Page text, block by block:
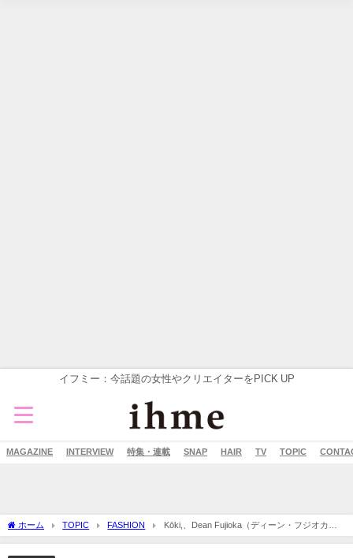
イフミー：今話題の女性やクリエイターをPICK UP
MAGAZINE INTERVIEW 特集・連載 SNAP HAIR TV TOPIC
ホーム TOPIC FASHION
Kōki,、Dean Fujioka（ディーン・フジオカ）
が『エル・ガール』等に登場！進化した「コーチ」のアイコン “ホース アンド キャリ